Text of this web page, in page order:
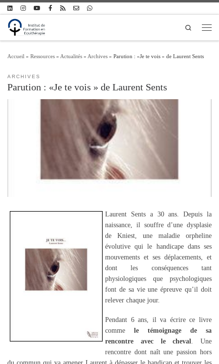
Passer au contenu
Search
Accueil » Ressources » Actualités » Archives » Parution : «Je te vois » de Laurent Sents
ARCHIVES
Parution : «Je te vois » de Laurent Sents
Laurent Sents a 30 ans. Depuis la
naissance, il souffre d’une dysplasie
de Kniest, une maladie orpheline
évolutive qui le handicape dans ses
mouvements et ses déplacements, et
dont les conséquences tant
physiologiques que psychologiques
font de sa vie une épreuve qu’il doit
relever chaque jour.
Pendant 6 ans, il va écrire ce livre
comme le témoignage de sa
rencontre avec le cheval . Une
rencontre dont naît une passion hors
du commun qui va amener Laurent à dépasser le handicap et trouver les